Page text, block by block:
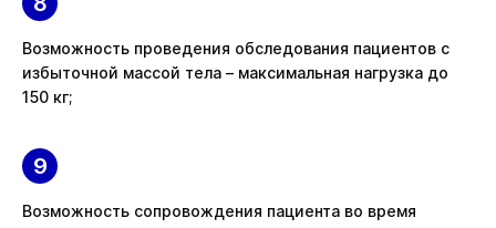
Возможность проведения обследования пациентов с
избыточной массой тела – максимальная нагрузка до
150 кг;
Возможность сопровождения пациента во время